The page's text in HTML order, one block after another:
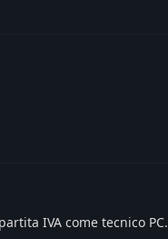
IVA come tecnico